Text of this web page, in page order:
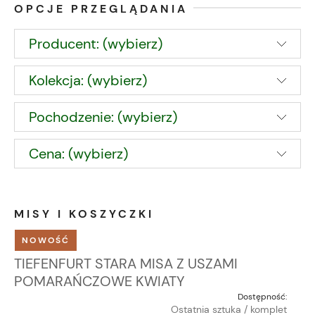
OPCJE PRZEGLĄDANIA
Producent: (wybierz)
Kolekcja: (wybierz)
Pochodzenie: (wybierz)
Cena: (wybierz)
MISY I KOSZYCZKI
TIEFENFURT STARA MISA Z USZAMI
POMARAŃCZOWE KWIATY
Dostępność:
Ostatnia sztuka / komplet
NOWOŚĆ